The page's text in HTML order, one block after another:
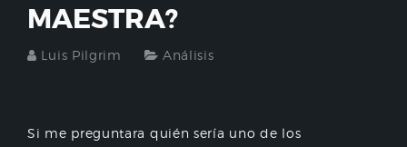
MAESTRA?
Luis Pilgrim Análisis
Si me preguntara quién sería uno de los